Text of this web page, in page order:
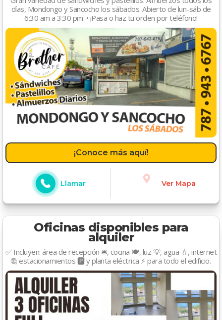
días, Mondongo y Sancocho los sábados. Abierto de lun-sáb de
6:30 am a 3:30 pm. • ¡Pasa o haz tu orden por teléfono!
¡Conoce más aquí!
Llamar Ver Mapa
Oficinas disponibles para
alquiler
✅ Incluyen: área de recepción 🛎️, cocina 🍽️, luz 💡, agua 💧, internet
🌐, estacionamientos 🅿️ y planta eléctrica ⚡ para todo el edificio.